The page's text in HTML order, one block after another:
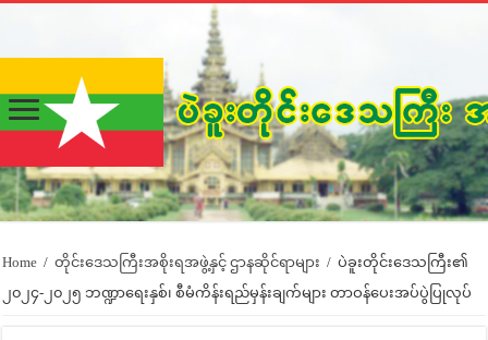
Home / တိုင်းဒေသကြီးအစိုးရအဖွဲ့နှင့် ဌာနဆိုင်ရာများ / ပဲခူးတိုင်းဒေသကြီး၏
၂၀၂၄-၂၀၂၅ ဘဏ္ဍာရေးနှစ်၊ စီမံကိန်းရည်မှန်းချက်များ တာဝန်ပေးအပ်ပွဲပြုလုပ်